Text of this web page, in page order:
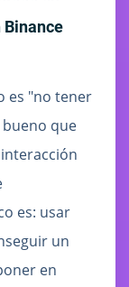
Binance
es "no tener
que
es: usar
un
en